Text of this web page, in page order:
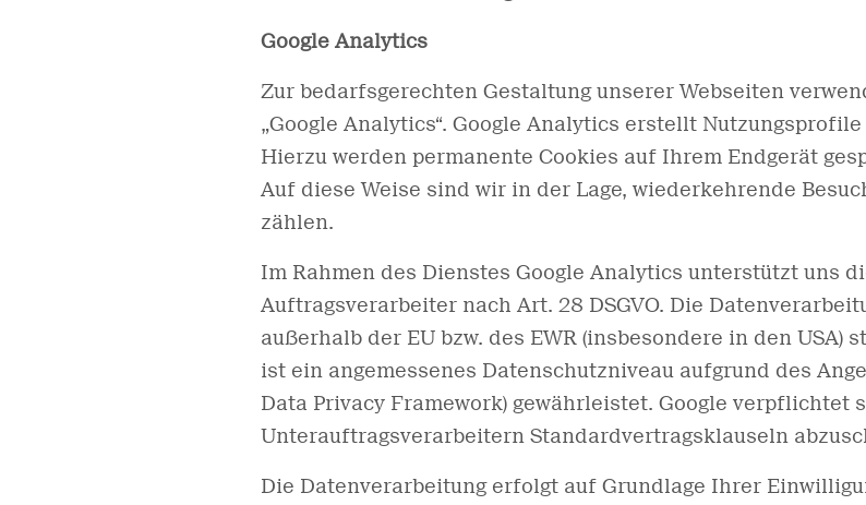
Google Analytics
Zur bedarfsgerechten Gestaltung unserer Webseiten
„Google Analytics“. Google Analytics erstellt
Hierzu werden permanente Cookies auf Ihrem Endgerät
Auf diese Weise sind wir in der Lage, wiederkehrende
zählen.
Im Rahmen des Dienstes Google Analytics unterstützt uns
Auftragsverarbeiter nach Art. 28 DSGVO. Die
außerhalb der EU bzw. des EWR (insbesondere in den
ist ein angemessenes Datenschutzniveau aufgrund des
Data Privacy Framework) gewährleistet. Google
Unterauftragsverarbeitern Standardvertragsklauseln
Die Datenverarbeitung erfolgt auf Grundlage Ihrer